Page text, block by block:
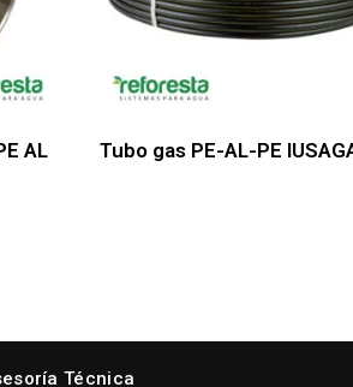
AL
Tubo gas PE-AL-PE
Técnica